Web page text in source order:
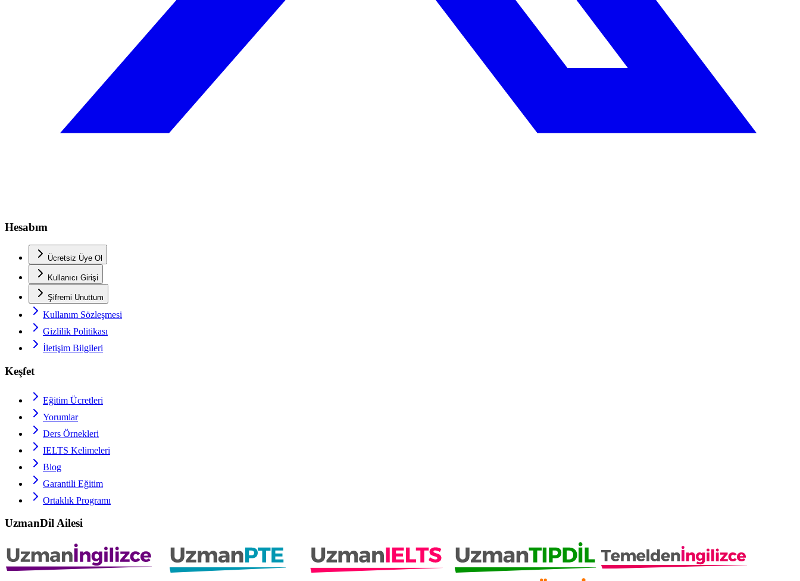
Hesabım
Ücretsiz Üye Ol
Kullanıcı Girişi
Şifremi Unuttum
Kullanım Sözleşmesi
Gizlilik Politikası
İletişim Bilgileri
Keşfet
Eğitim Ücretleri
Yorumlar
Ders Örnekleri
IELTS Kelimeleri
Blog
Garantili Eğitim
Ortaklık Programı
UzmanDil Ailesi